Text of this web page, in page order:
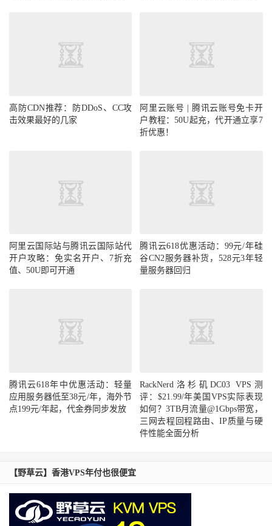
高防CDN推荐：防DDoS、CC攻
击效果最好的几家
阿里云账号 | 腾讯云账号免卡开
户教程：50U起充，代开通立享7
折优惠！
阿里云国际站与腾讯云国际站代
开户攻略：免实名开户、7折充
值、50U即可开通
腾讯云618优惠活动：99元/年硅
谷CN2服务器补货，528元3年轻
量服务器回归
腾讯云618年中优惠活动：轻量
应用服务器低至38元/年，海外节
点199元/年起，代金券同步发放
RackNerd洛杉矶DC03 VPS测
评：$21.99/年美国VPS实际表现
如何？3TB月流量@1Gbps带宽，
三网去程回程路由、IP质量与硬
件性能全面分析
【野草云】香港VPS年付也很便宜